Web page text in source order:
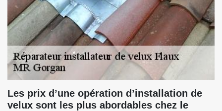
Les prix d’une opération d’installation de
velux sont les plus abordables chez le